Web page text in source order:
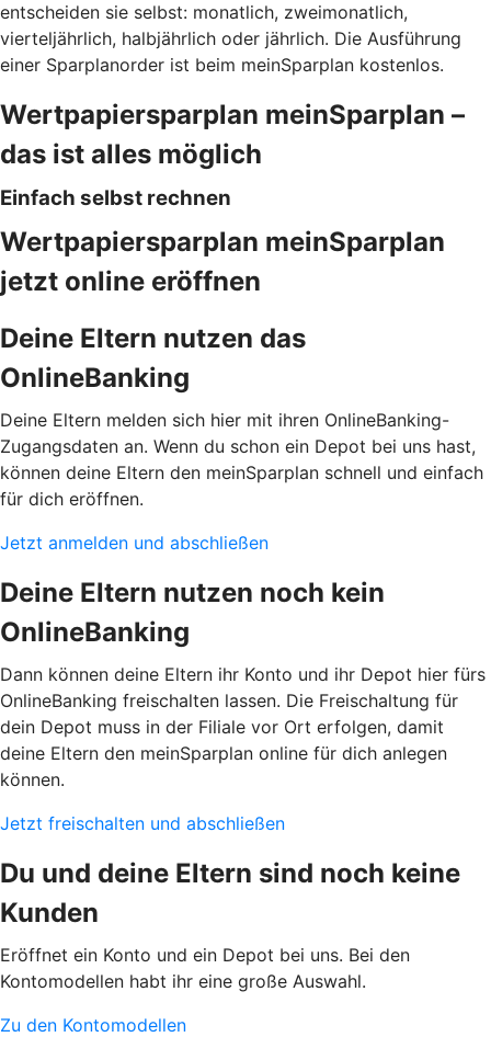
entscheiden sie selbst: monatlich, zweimonatlich,
vierteljährlich, halbjährlich oder jährlich. Die Ausführung
einer Sparplanorder ist beim meinSparplan kostenlos.
Wertpapiersparplan meinSparplan –
das ist alles möglich
Einfach selbst rechnen
Wertpapiersparplan meinSparplan
jetzt online eröffnen
Deine Eltern nutzen das
OnlineBanking
Deine Eltern melden sich hier mit ihren OnlineBanking-
Zugangsdaten an. Wenn du schon ein Depot bei uns hast,
können deine Eltern den meinSparplan schnell und einfach
für dich eröffnen.
Jetzt anmelden und abschließen
Deine Eltern nutzen noch kein
OnlineBanking
Dann können deine Eltern ihr Konto und ihr Depot hier fürs
OnlineBanking freischalten lassen. Die Freischaltung für
dein Depot muss in der Filiale vor Ort erfolgen, damit
deine Eltern den meinSparplan online für dich anlegen
können.
Jetzt freischalten und abschließen
Du und deine Eltern sind noch keine
Kunden
Eröffnet ein Konto und ein Depot bei uns. Bei den
Kontomodellen habt ihr eine große Auswahl.
Zu den Kontomodellen